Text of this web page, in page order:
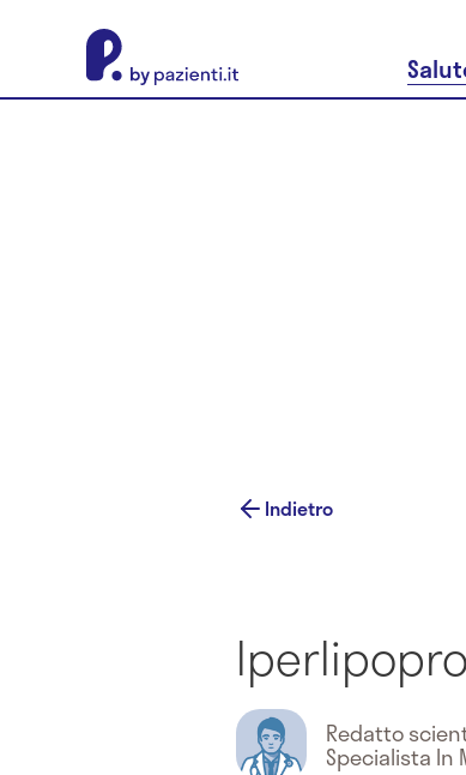
Indietro
Redatto
Specialista In